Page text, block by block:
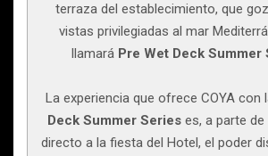
terraza del establecimiento, que
vistas privilegiadas al mar
llamará Pre Wet Deck Summer
La experiencia que ofrece COYA con
Deck Summer Series es, a parte
directo a la fiesta del Hotel, el poder